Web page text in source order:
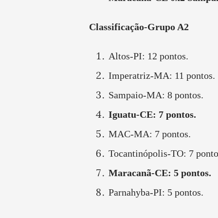
Classificação-Grupo A2
Altos-PI: 12 pontos.
Imperatriz-MA: 11 pontos.
Sampaio-MA: 8 pontos.
Iguatu-CE: 7 pontos.
MAC-MA: 7 pontos.
Tocantinópolis-TO: 7
Maracanã-CE: 5 pontos.
Parnahyba-PI: 5 pontos.